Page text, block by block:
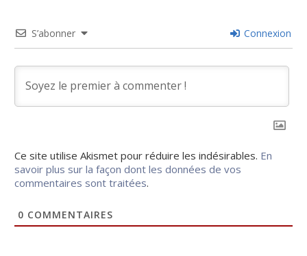
S’abonner Connexion
Ce site utilise Akismet pour réduire les indésirables. En
savoir plus sur la façon dont les données de vos
commentaires sont traitées.
0 COMMENTAIRES